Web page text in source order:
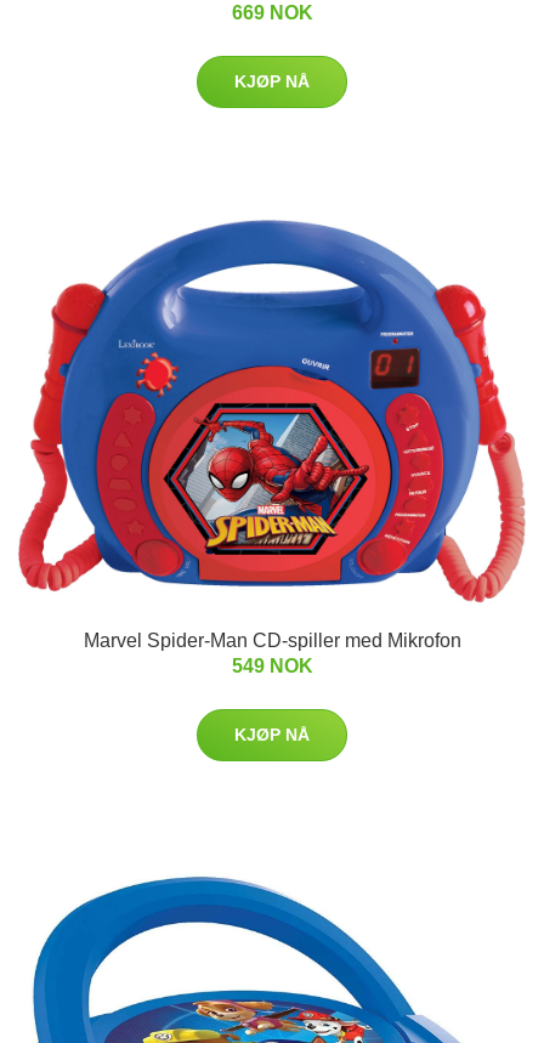
669 NOK
KJØP NÅ
Marvel Spider-Man CD-spiller med Mikrofon
549 NOK
KJØP NÅ